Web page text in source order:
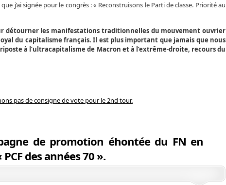
j’ai signée pour le congrès : « Reconstruisons le Parti de classe. Priorité au
détourner les manifestations traditionnelles du mouvement ouvrier
du capitalisme français. Il est plus important que jamais que nous
à l’ultracapitalisme de Macron et à l’extrême-droite, recours du
pas de consigne de vote pour le 2nd tour.
de promotion éhontée du FN en
des années 70 ».